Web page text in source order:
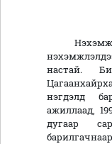
настай.
нэгдэлд
ажиллаад,
дугаар